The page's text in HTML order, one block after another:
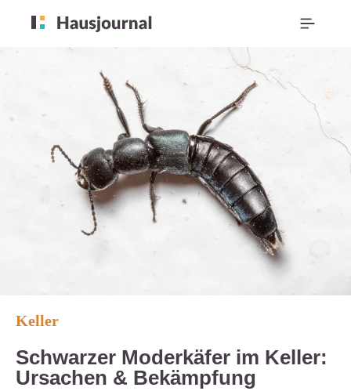
Keller
Schwarzer Moderkäfer im Keller:
Ursachen & Bekämpfung